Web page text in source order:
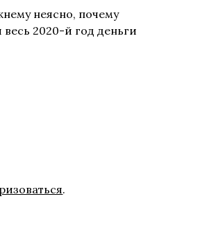
неясно, почему
2020-й год деньги
.